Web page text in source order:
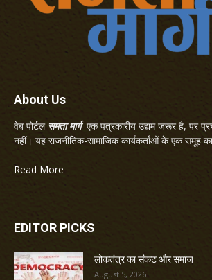
About Us
वेब पोर्टल समता मार्गएक पत्रकारीय उद्यम जरूर है, पर
नहीं। यह राजनीतिक-सामाजिक कार्यकर्ताओं के एक समूह
Read More
EDITOR PICKS
लोकतंत्र का संकट और समाज
August 5, 2026